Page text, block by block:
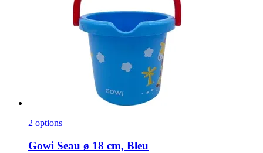
2 options
Gowi Seau ø 18 cm, Bleu